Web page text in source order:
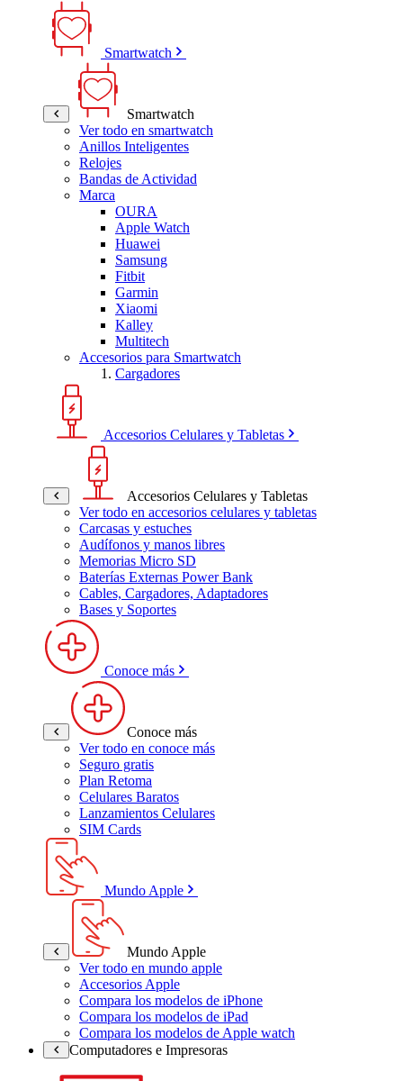
Smartwatch
Smartwatch
Ver todo en smartwatch
Anillos Inteligentes
Relojes
Bandas de Actividad
Marca
OURA
Apple Watch
Huawei
Samsung
Fitbit
Garmin
Xiaomi
Kalley
Multitech
Accesorios para Smartwatch
Cargadores
Accesorios Celulares y Tabletas
Accesorios Celulares y Tabletas
Ver todo en accesorios celulares y tabletas
Carcasas y estuches
Audífonos y manos libres
Memorias Micro SD
Baterías Externas Power Bank
Cables, Cargadores, Adaptadores
Bases y Soportes
Conoce más
Conoce más
Ver todo en conoce más
Seguro gratis
Plan Retoma
Celulares Baratos
Lanzamientos Celulares
SIM Cards
Mundo Apple
Mundo Apple
Ver todo en mundo apple
Accesorios Apple
Compara los modelos de iPhone
Compara los modelos de iPad
Compara los modelos de Apple watch
Computadores e Impresoras